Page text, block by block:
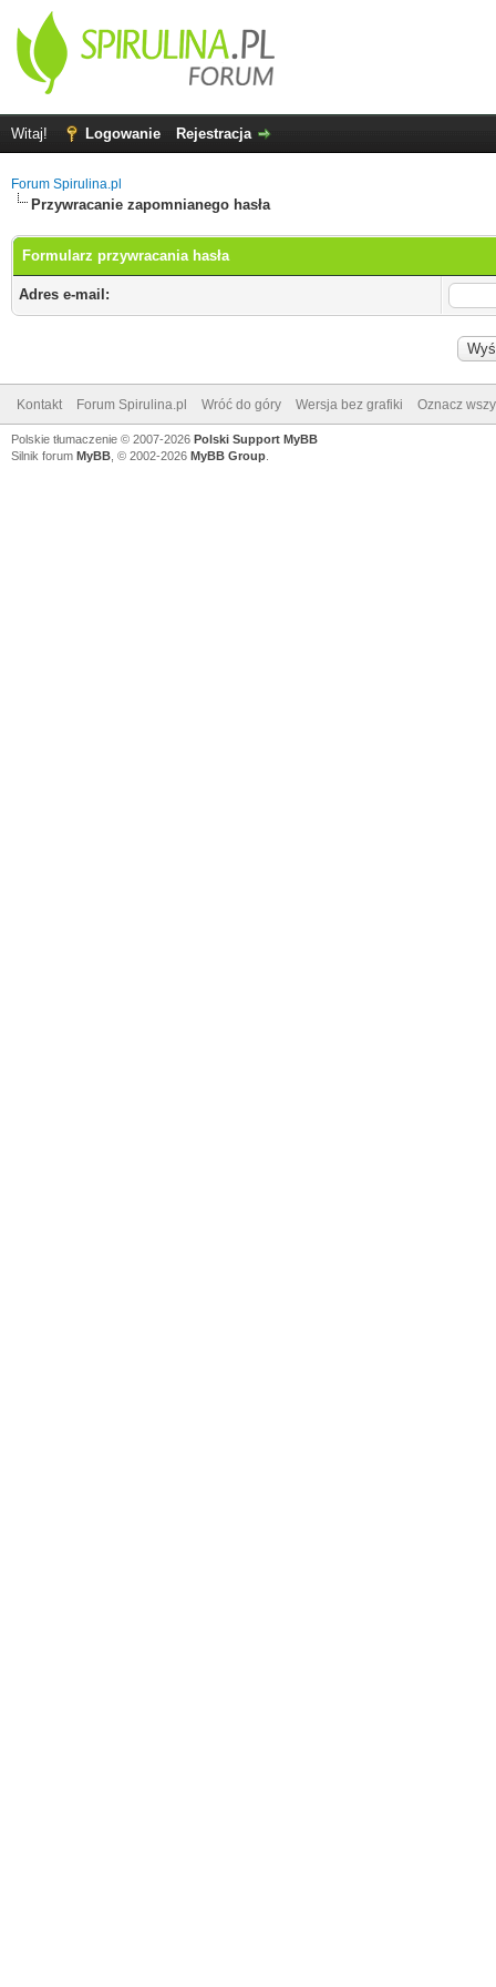
Witaj! Logowanie Rejestracja
Forum Spirulina.pl
Przywracanie zapomnianego hasła
Formularz przywracania hasła
Adres e-mail:
Kontakt Forum Spirulina.pl Wróć do góry Wersja bez grafiki Oznacz
Polskie tłumaczenie © 2007-2026 Polski Support MyBB
Silnik forum MyBB , © 2002-2026 MyBB Group